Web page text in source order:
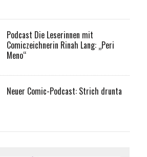
Podcast Die Leserinnen mit
Comiczeichnerin Rinah Lang: „Peri
Meno“
Neuer Comic-Podcast: Strich drunta